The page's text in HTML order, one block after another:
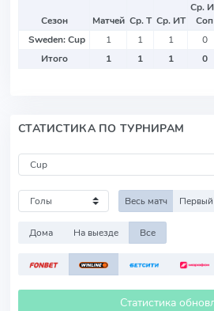
Сезон Матчей Ср. Т Ср. ИТ
Ср.
Соп
Sweden: Cup
1 1 1 0
Итого
1 1 1 0
СТАТИСТИКА ПО ТУРНИРАМ
Весь матч Первый
Дома На выезде Все
Статистика